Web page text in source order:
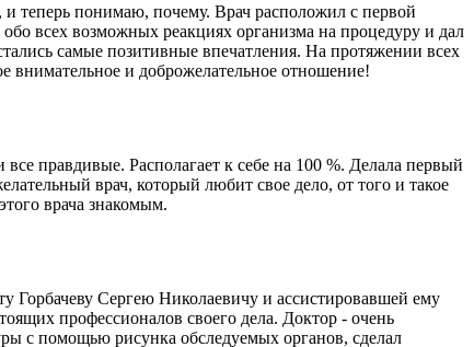
и теперь понимаю, почему. Врач расположил с первой
всех возможных реакциях организма на процедуру и дал
самые позитивные впечатления. На протяжении всех
внимательное и доброжелательное отношение!
правдивые. Располагает к себе на 100 %. Делала первый
врач, который любит свое дело, от того и такое
врача знакомым.
Горбачеву Сергею Николаевичу и ассистировавшей ему
профессионалов своего дела. Доктор - очень
с помощью рисунка обследуемых органов, сделал